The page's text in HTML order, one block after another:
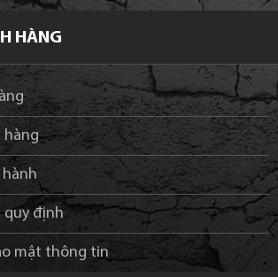
HÀNG
hàng
quy định
mật thông tin